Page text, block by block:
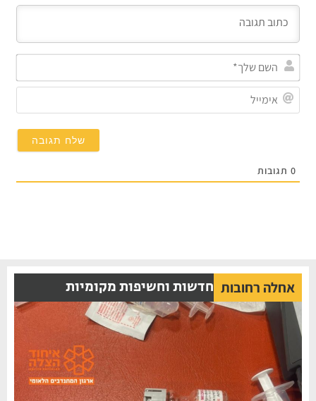
0תגובות
אחלה רחובות חדשות וחשיפות מקומיות